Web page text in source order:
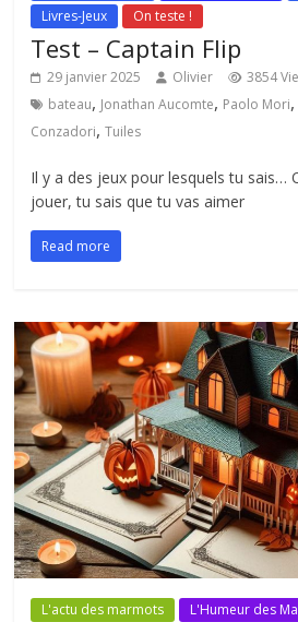
Livres-Jeux
On teste !
Test – Captain Flip
29 janvier 2025 Olivier 3854
bateau, Jonathan Aucomte, Paolo Mori,
Conzadori,Tuiles
Il y a des jeux pour lesquels tu sais…
jouer, tu sais que tu vas aimer
Read more
L'actu des marmots L'Humeur des